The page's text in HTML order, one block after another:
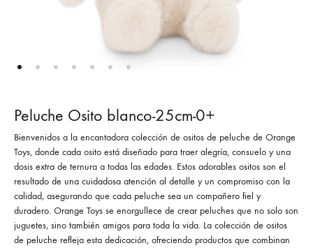
Peluche Osito blanco-25cm-0+
Bienvenidos a la encantadora colección de ositos de peluche de Orange
Toys, donde cada osito está diseñado para traer alegría, consuelo y una
dosis extra de ternura a todas las edades. Estos adorables ositos son el
resultado de una cuidadosa atención al detalle y un compromiso con la
calidad, asegurando que cada peluche sea un compañero fiel y
duradero. Orange Toys se enorgullece de crear peluches que no solo son
juguetes, sino también amigos para toda la vida. La colección de ositos
de peluche refleja esta dedicación, ofreciendo productos que combinan